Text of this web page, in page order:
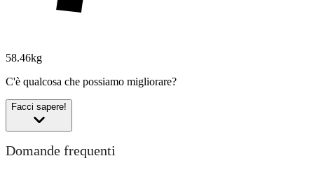
58.46kg
C'è qualcosa che possiamo migliorare?
Facci sapere!
Domande frequenti